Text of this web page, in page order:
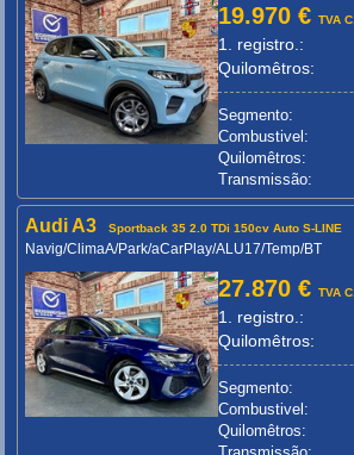
19.970 €TVA C.
1. registro.:
Quilomêtros:
Segmento:
Combustivel:
Quilomêtros:
Transmissão:
Audi A3 Sportback 35 2.0 TDi 150cv Auto S-LINE
Navig/ClimaA/Park/aCarPlay/ALU17/Temp/BT
27.870 €TVA C.
1. registro.:
Quilomêtros:
Segmento:
Combustivel:
Quilomêtros: